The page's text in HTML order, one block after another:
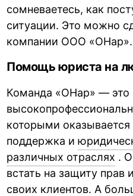
сомневаетесь, как
ситуации. Это можно
компании ООО «ОНар».
Помощь юриста на
Команда «ОНар» — это
которыми
поддержка и
различных отраслях .
встать на защиту прав
своих клиентов. А